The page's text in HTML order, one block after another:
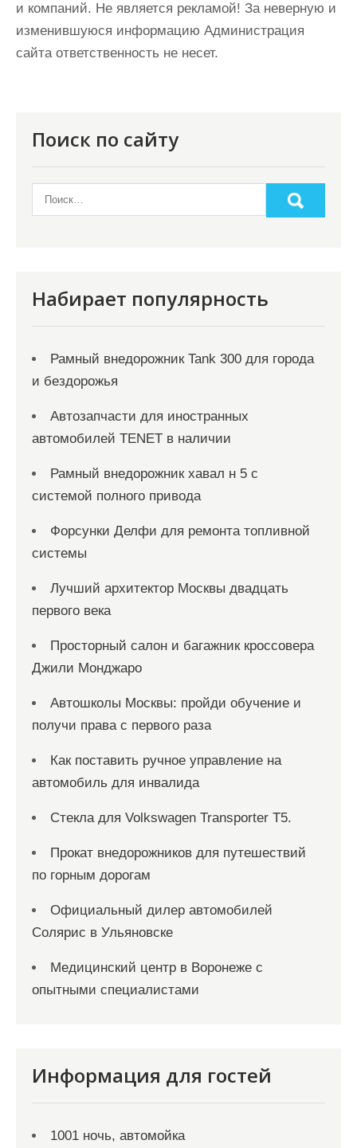
и компаний. Не является рекламой! За неверную и
изменившуюся информацию Администрация
сайта ответственность не несет.
Поиск по сайту
Набирает популярность
Рамный внедорожник Tank 300 для города
и бездорожья
Автозапчасти для иностранных
автомобилей TENET в наличии
Рамный внедорожник хавал н 5 с
системой полного привода
Форсунки Делфи для ремонта топливной
системы
Лучший архитектор Москвы двадцать
первого века
Просторный салон и багажник кроссовера
Джили Монджаро
Автошколы Москвы: пройди обучение и
получи права с первого раза
Как поставить ручное управление на
автомобиль для инвалида
Стекла для Volkswagen Transporter T5.
Прокат внедорожников для путешествий
по горным дорогам
Официальный дилер автомобилей
Солярис в Ульяновске
Медицинский центр в Воронеже с
опытными специалистами
Информация для гостей
1001 ночь, автомойка